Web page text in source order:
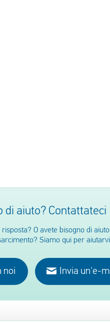
di aiuto? Contattateci
O avete bisogno di
Siamo qui per
noi Invia un'e-